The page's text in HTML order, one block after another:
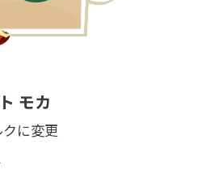
モカ
に変更